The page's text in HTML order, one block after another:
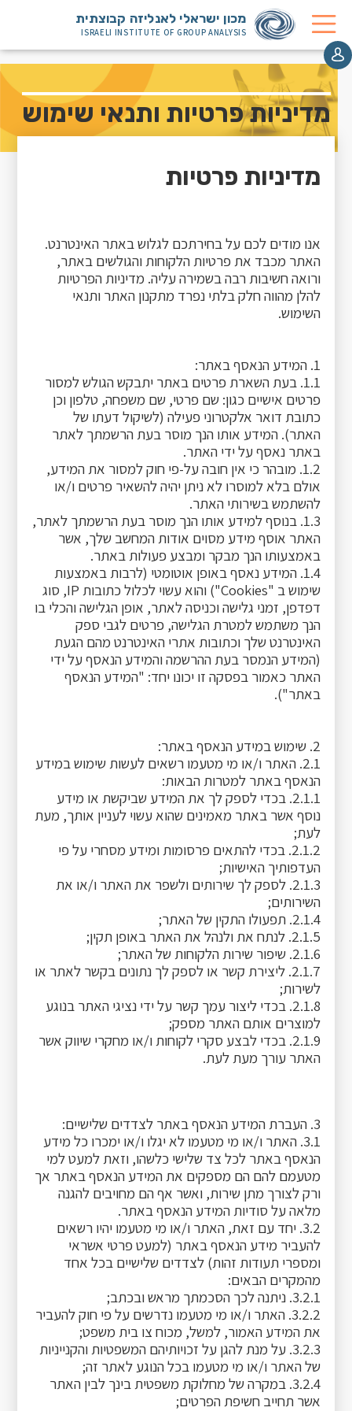
מכון ישראלי לאנליזה קבוצתית
ISRAELI INSTITUTE OF GROUP ANALYSIS
מדיניות פרטיות ותנאי שימוש
מדיניות פרטיות
אנו מודים לכם על בחירתכם לגלוש באתר האינטרנט.
האתר מכבד את פרטיות הלקוחות והגולשים באתר,
ורואה חשיבות רבה בשמירה עליה. מדיניות הפרטיות
להלן מהווה חלק בלתי נפרד מתקנון האתר ותנאי
השימוש.
1. המידע הנאסף באתר:
1.1. בעת השארת פרטים באתר יתבקש הגולש למסור
פרטים אישיים כגון: שם פרטי, שם משפחה, טלפון וכן
כתובת דואר אלקטרוני פעילה (לשיקול דעתו של
האתר). המידע אותו הנך מוסר בעת הרשמתך לאתר
באתר נאסף על ידי האתר.
1.2. מובהר כי אין חובה על-פי חוק למסור את המידע,
אולם בלא למוסרו לא ניתן יהיה להשאיר פרטים ו/או
להשתמש בשירותי האתר.
1.3. בנוסף למידע אותו הנך מוסר בעת הרשמתך לאתר,
האתר אוסף מידע מסוים אודות המחשב שלך, אשר
באמצעותו הנך מבקר ומבצע פעולות באתר.
1.4. המידע נאסף באופן אוטומטי (לרבות באמצעות
שימוש ב "Cookies") והוא עשוי לכלול כתובות IP, סוג
דפדפן, זמני גלישה וכניסה לאתר, אופן הגלישה והכלי בו
הנך משתמש למטרת הגלישה, פרטים לגבי ספק
האינטרנט שלך וכתובות אתרי האינטרנט מהם הגעת
(המידע הנמסר בעת ההרשמה והמידע הנאסף על ידי
האתר כאמור בפסקה זו יכונו יחד: "המידע הנאסף
באתר").
2. שימוש במידע הנאסף באתר:
2.1. האתר ו/או מי מטעמו רשאים לעשות שימוש במידע
הנאסף באתר למטרות הבאות:
2.1.1. בכדי לספק לך את המידע שביקשת או מידע
נוסף אשר באתר מאמינים שהוא עשוי לעניין אותך, מעת
לעת;
2.1.2. בכדי להתאים פרסומות ומידע מסחרי על פי
העדפותיך האישיות;
2.1.3. לספק לך שירותים ולשפר את האתר ו/או את
השירותים;
2.1.4. תפעולו התקין של האתר;
2.1.5. לנתח את ולנהל את האתר באופן תקין;
2.1.6. שיפור שירות הלקוחות של האתר;
2.1.7. ליצירת קשר או לספק לך נתונים בקשר לאתר או
לשירות;
2.1.8. בכדי ליצור עמך קשר על ידי נציגי האתר בנוגע
למוצרים אותם האתר מספק;
2.1.9. בכדי לבצע סקרי לקוחות ו/או מחקרי שיווק אשר
האתר עורך מעת לעת.
3. העברת המידע הנאסף באתר לצדדים שלישיים:
3.1. האתר ו/או מי מטעמו לא יגלו ו/או ימכרו כל מידע
הנאסף באתר לכל צד שלישי כלשהו, וזאת למעט למי
מטעמם להם הם מספקים את המידע הנאסף באתר אך
ורק לצורך מתן שירות, ואשר אף הם מחויבים להגנה
מלאה על סודיות המידע הנאסף באתר.
3.2. יחד עם זאת, האתר ו/או מי מטעמו יהיו רשאים
להעביר מידע הנאסף באתר (למעט פרטי אשראי
ומספרי תעודות זהות) לצדדים שלישיים בכל אחד
מהמקרים הבאים:
3.2.1. ניתנה לכך הסכמתך מראש ובכתב;
3.2.2. האתר ו/או מי מטעמו נדרשים על פי חוק להעביר
את המידע האמור, למשל, מכוח צו בית משפט;
3.2.3. על מנת להגן על זכויותיהם המשפטיות והקנייניות
של האתר ו/או מי מטעמו בכל הנוגע לאתר זה;
3.2.4. במקרה של מחלוקת משפטית בינך לבין האתר
אשר תחייב חשיפת הפרטים;